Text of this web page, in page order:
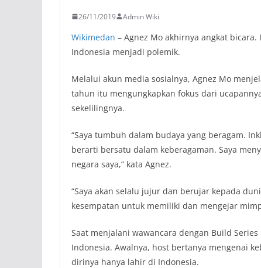
26/11/2019 Admin Wiki
Wikimedan – Agnez Mo akhirnya angkat
Indonesia menjadi polemik.
Melalui akun media sosialnya, Agnez Mo
tahun itu mengungkapkan fokus dari
sekelilingnya.
“Saya tumbuh dalam budaya yang beragam.
berarti bersatu dalam keberagaman. Saya
negara saya,” kata Agnez.
“Saya akan selalu jujur dan berujar kepada
kesempatan untuk memiliki dan mengejar
Saat menjalani wawancara dengan Build
Indonesia. Awalnya, host bertanya mengenai
dirinya hanya lahir di Indonesia.